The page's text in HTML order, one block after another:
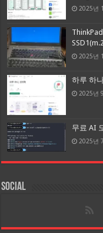
2025년
2025년
하루 하
2025년
무료 AI
2025년
Social